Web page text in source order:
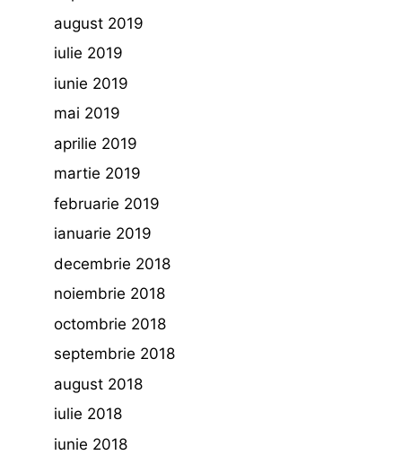
august 2019
iulie 2019
iunie 2019
mai 2019
aprilie 2019
martie 2019
februarie 2019
ianuarie 2019
decembrie 2018
noiembrie 2018
octombrie 2018
septembrie 2018
august 2018
iulie 2018
iunie 2018